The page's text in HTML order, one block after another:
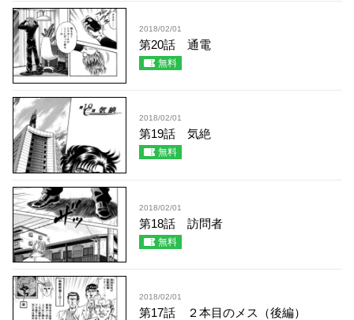
2018/02/01
第20話 通電
無料
2018/02/01
第19話 気絶
無料
2018/02/01
第18話 訪問者
無料
2018/02/01
第17話 ２本目のメス（後編）